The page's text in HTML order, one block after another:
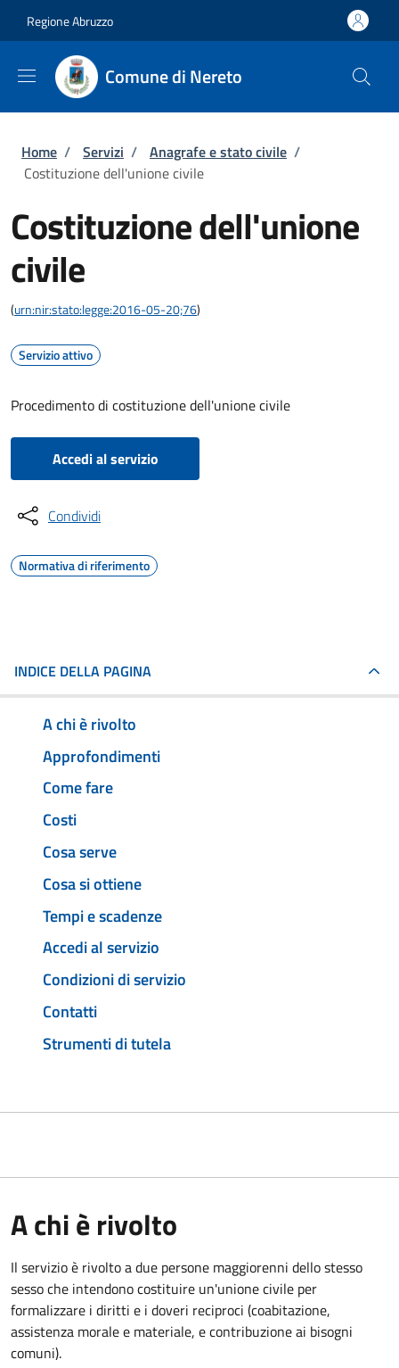
Regione Abruzzo
Comune di Nereto
Briciole di pane
Home / Servizi / Anagrafe e stato civile /
Costituzione dell'unione civile
Costituzione dell'unione
civile
(urn:nir:stato:legge:2016-05-20;76)
Servizio attivo
Procedimento di costituzione dell'unione civile
Accedi al servizio
Condividi
Normativa di riferimento
INDICE DELLA PAGINA
A chi è rivolto
Approfondimenti
Come fare
Costi
Cosa serve
Cosa si ottiene
Tempi e scadenze
Accedi al servizio
Condizioni di servizio
Contatti
Strumenti di tutela
A chi è rivolto
Il servizio è rivolto a due persone maggiorenni dello stesso
sesso che intendono costituire un'unione civile per
formalizzare i diritti e i doveri reciproci (coabitazione,
assistenza morale e materiale, e contribuzione ai bisogni
comuni).